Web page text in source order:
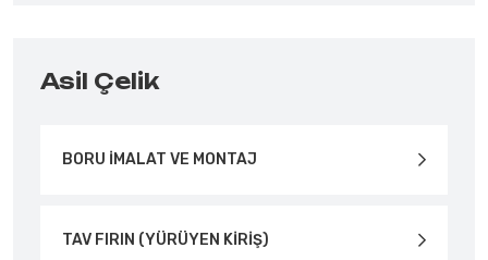
Asil Çelik
BORU İMALAT VE MONTAJ
TAV FIRIN (YÜRÜYEN KİRİŞ)